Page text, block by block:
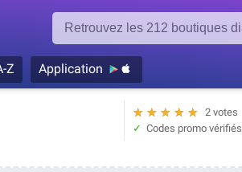
Z Application
2 votes
★
★
★
★
★
Codes promo vérifiés